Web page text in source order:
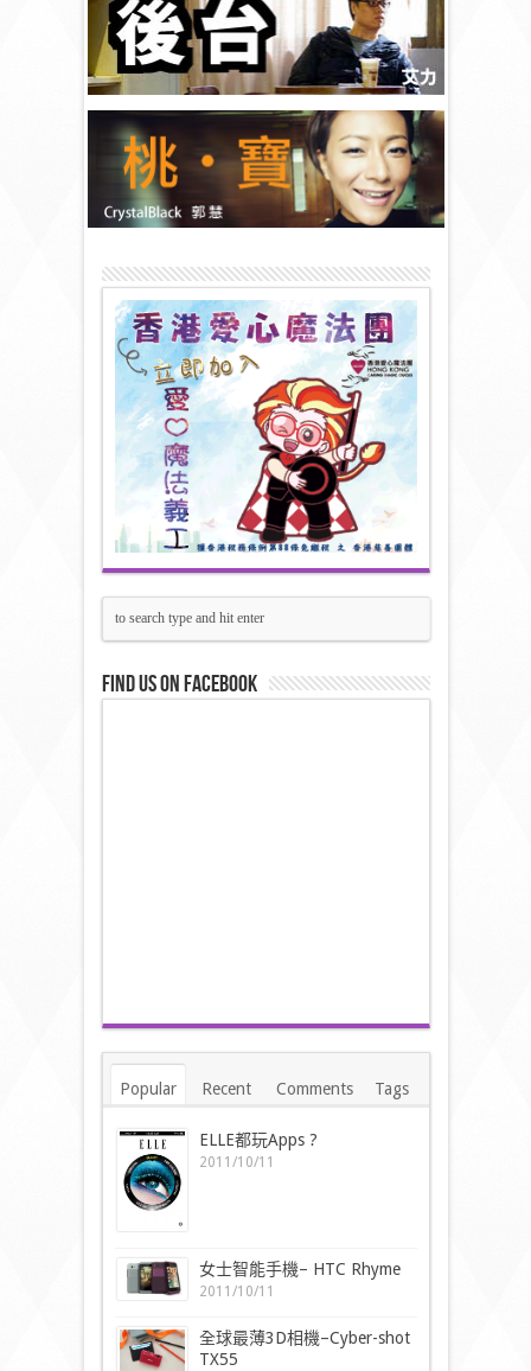
Find us on Facebook
Popular Recent Comments Tags
ELLE都玩Apps ?
2011/10/11
女士智能手機– HTC Rhyme
2011/10/11
全球最薄3D相機–Cyber-shot
TX55